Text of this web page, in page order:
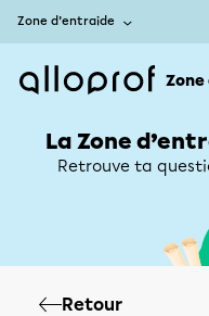
Zone d’entraide
La Zone
Retrouve ta
Retour